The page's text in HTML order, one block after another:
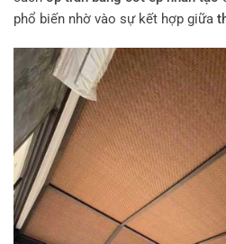
phổ biến nhờ vào sự kết hợp giữa